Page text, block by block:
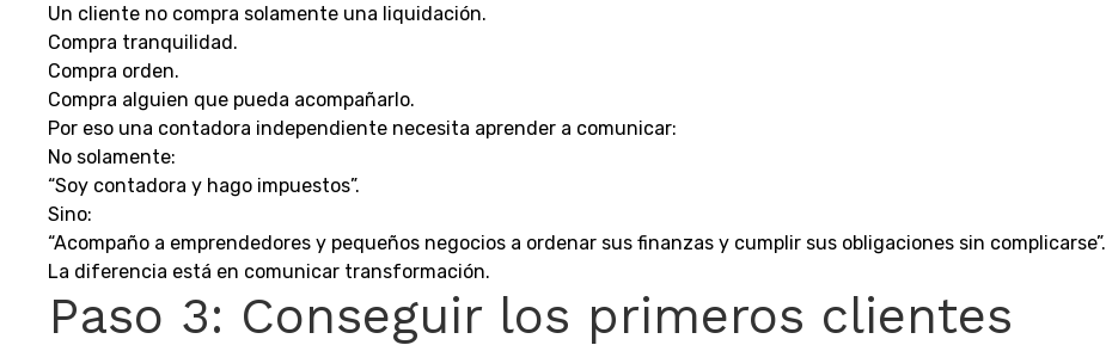
Un cliente no compra solamente una liquidación.
Compra tranquilidad.
Compra orden.
Compra alguien que pueda acompañarlo.
Por eso una contadora independiente necesita aprender a comunicar:
No solamente:
“Soy contadora y hago impuestos”.
Sino:
“Acompaño a emprendedores y pequeños negocios a ordenar sus finanzas y cumplir sus obligaciones sin complicarse”.
La diferencia está en comunicar transformación.
Paso 3: Conseguir los primeros clientes